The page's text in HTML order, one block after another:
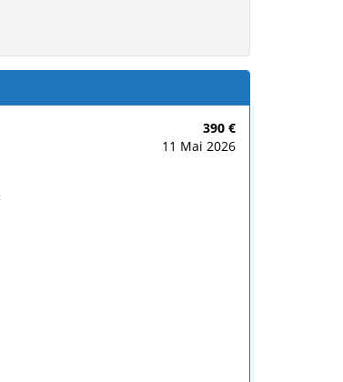
390 €
11 Mai 2026